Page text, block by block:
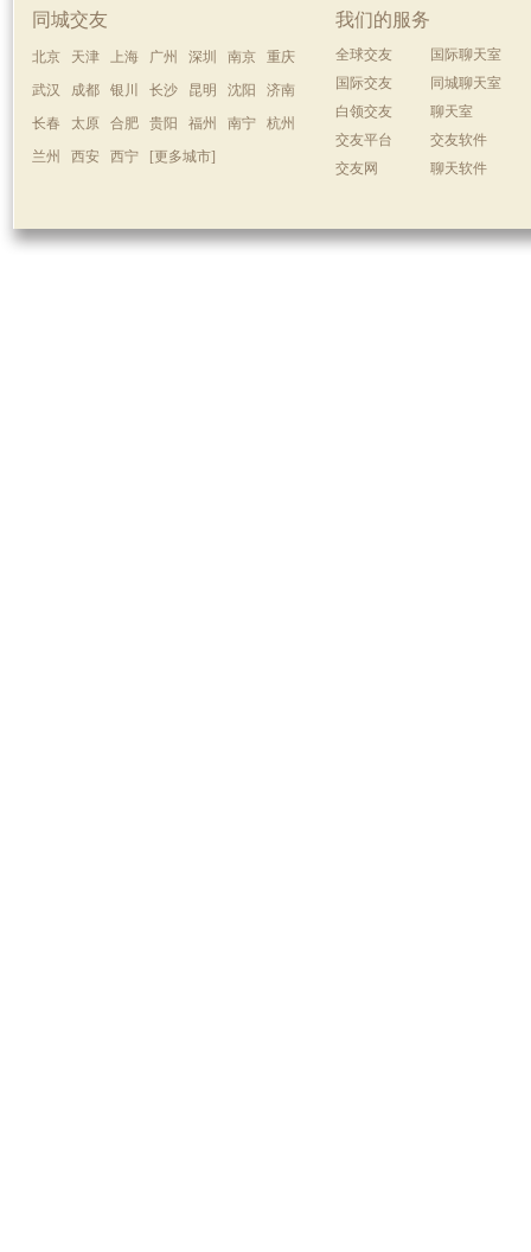
同城交友
北京 天津 上海 广州 深圳 南京
重庆
武汉
成都 银川 长沙 昆明 沈阳
济南
长春
太原 合肥 贵阳 福州 南宁
杭州
兰州
西安 西宁 [更多城市]
我们的服务
全球交友
国际交友
白领交友
交友平台
交友网
国际聊天室
同城聊天室
聊天室
交友软件
聊天软件